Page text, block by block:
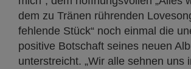
dem zu Tränen rührenden
fehlende Stück“ noch einmal die
positive Botschaft seines neuen
unterstreicht. „Wir alle sehnen uns